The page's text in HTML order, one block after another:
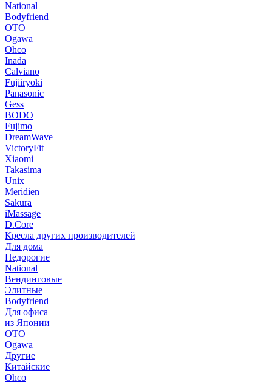
National
Bodyfriend
OTO
Ogawa
Ohco
Inada
Calviano
Fujiiryoki
Panasonic
Gess
BODO
Fujimo
DreamWave
VictoryFit
Xiaomi
Takasima
Unix
Meridien
Sakura
iMassage
D.Core
Кресла других производителей
Для дома
Недорогие
National
Вендинговые
Элитные
Bodyfriend
Для офиса
из Японии
OTO
Ogawa
Другие
Китайские
Ohco